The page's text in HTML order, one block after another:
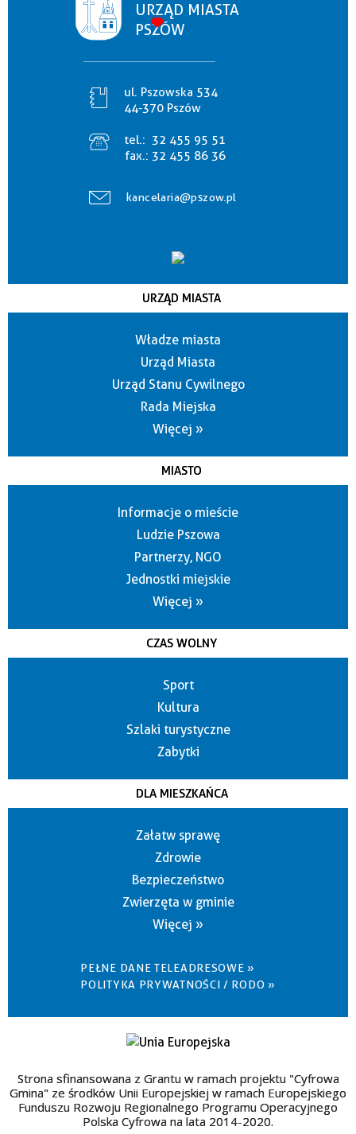
URZĄD MIASTA
PSZÓW
ul. Pszowska 534
44-370 Pszów
tel.: 32 455 95 51
fax.: 32 455 86 36
kancelaria@pszow.pl
URZĄD MIASTA
Władze miasta
Urząd Miasta
Urząd Stanu Cywilnego
Rada Miejska
Więcej »
MIASTO
Informacje o mieście
Ludzie Pszowa
Partnerzy, NGO
Jednostki miejskie
Więcej »
CZAS WOLNY
Sport
Kultura
Szlaki turystyczne
Zabytki
DLA MIESZKAŃCA
Załatw sprawę
Zdrowie
Bezpieczeństwo
Zwierzęta w gminie
Więcej »
PEŁNE DANE TELEADRESOWE »
POLITYKA PRYWATNOŚCI / RODO »
Strona sfinansowana z Grantu w ramach projektu "Cyfrowa
Gmina" ze środków Unii Europejskiej w ramach Europejskiego
Funduszu Rozwoju Regionalnego Programu Operacyjnego
Polska Cyfrowa na lata 2014-2020.